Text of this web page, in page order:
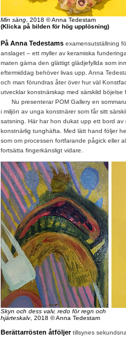
Min säng, 2018 © Anna Tedestam
(Klicka på bilden för hög upplösning)
På Anna Tedestams examensutställning
anslaget – ett myller av keramiska
maten gärna den glättigt glädjefyllda som
eftermiddag behöver livas upp. Anna
och man förundras åter över hur väl
utvecklar konstnärskap med särskild böjelse
Nu presenterar POM Gallery en
i miljön av unga konstnärer som får sitt
satsning. Här har hon dukat upp ett bord av
konstnärlig tunghäfta. Med lätt hand följer
som om processen fortfarande pågick eller
fortsätta fingerkänsligt vidare.
Skyn och dess valv, redo för regn och
hjärteskalv, 2018 © Anna Tedestam
Berättarrösten åtföljertillsynes